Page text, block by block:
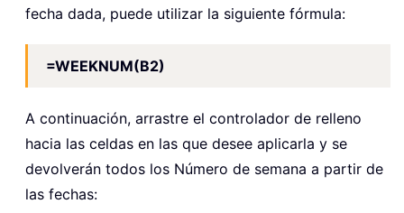
fecha dada, puede utilizar la siguiente fórmula:
=WEEKNUM(B2)
A continuación, arrastre el controlador de relleno
hacia las celdas en las que desee aplicarla y se
devolverán todos los Número de semana a partir de
las fechas: